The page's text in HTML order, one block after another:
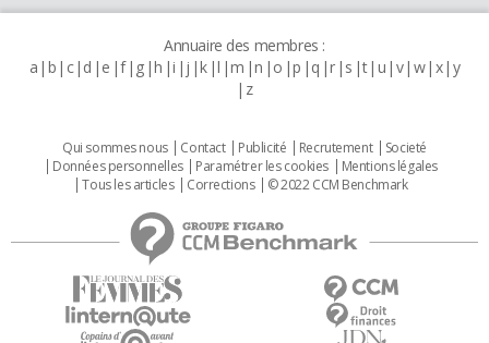
Annuaire des membres :
a b c d e f g h i j k l m n o p q r s t u v w x y
z
Qui sommes nous Contact Publicité Recrutement
Societé
Données personnelles
Paramétrer les cookies
Mentions légales
Tous les articles
Corrections © 2022 CCM Benchmark